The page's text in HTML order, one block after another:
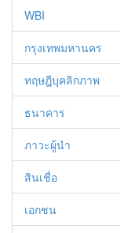
WBI
กรุงเทพมหานคร
ทฤษฎีบุคลิกภาพ
ธนาคาร
ภาวะผู้นำ
สินเชื่อ
เอกชน